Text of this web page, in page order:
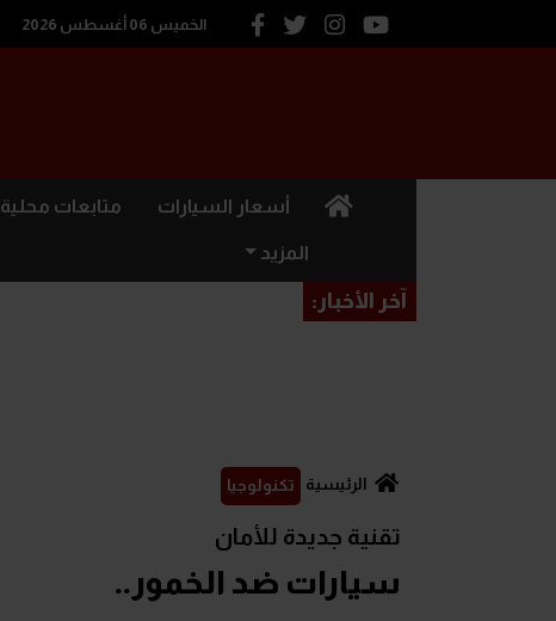
الخميس 06 أغسطس 2026
(current) أسعار السيارات متابعات محلية
المزيد
آخر الأخبار:
الرئيسية تكنولوجيا
تقنية جديدة للأمان
سيارات ضد الخمور..